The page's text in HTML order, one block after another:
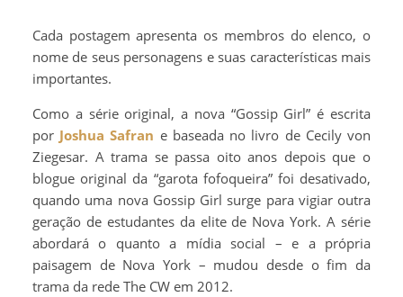
Cada postagem apresenta os membros do elenco, o
nome de seus personagens e suas características mais
importantes.
Como a série original, a nova “Gossip Girl” é escrita
por Joshua Safran e baseada no livro de Cecily von
Ziegesar. A trama se passa oito anos depois que o
blogue original da “garota fofoqueira” foi desativado,
quando uma nova Gossip Girl surge para vigiar outra
geração de estudantes da elite de Nova York. A série
abordará o quanto a mídia social – e a própria
paisagem de Nova York – mudou desde o fim da
trama da rede The CW em 2012.